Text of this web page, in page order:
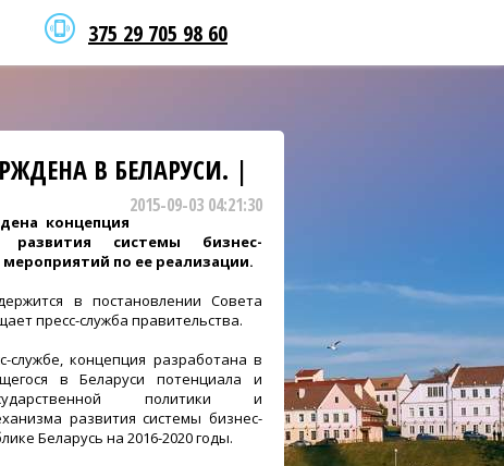
375 29 705 98 60
В БЕЛАРУСИ. |
2015-09-03 04:21:30
концепция
системы бизнес-
по ее реализации.
в постановлении Совета
пресс-служба правительства.
службе, концепция разработана в
в Беларуси потенциала и
политики и
развития системы бизнес-
Беларусь на 2016-2020 годы.